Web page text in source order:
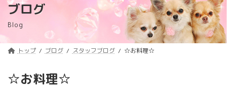
ブログ
Blog
トップ ブログ スタッフブログ ☆お料理☆
☆お料理☆